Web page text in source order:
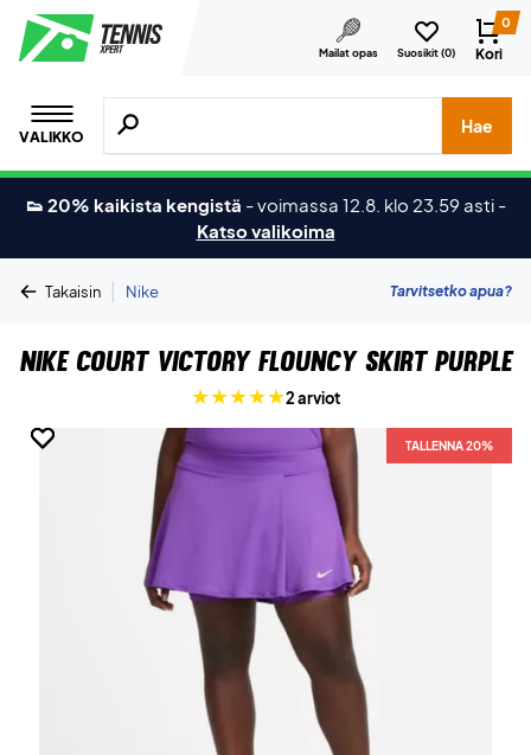
Mailat opas Suosikit (0)
0
Kori
VALIKKO
Hae tuotteita, merkkejä jne.
Hae
👟 20% kaikista kengistä -voimassa 12.8. klo 23.59 asti -
Katso valikoima
Takaisin | Nike Tarvitsetko apua?
Nike Court Victory Flouncy Skirt Purple
2 arviot
TALLENNA 20%
TALLENNA 20%
TALLENNA 20%